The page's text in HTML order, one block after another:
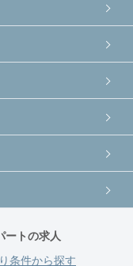
ートの求人
条件から探す